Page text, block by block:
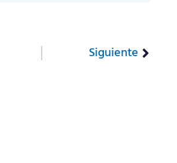
Siguiente